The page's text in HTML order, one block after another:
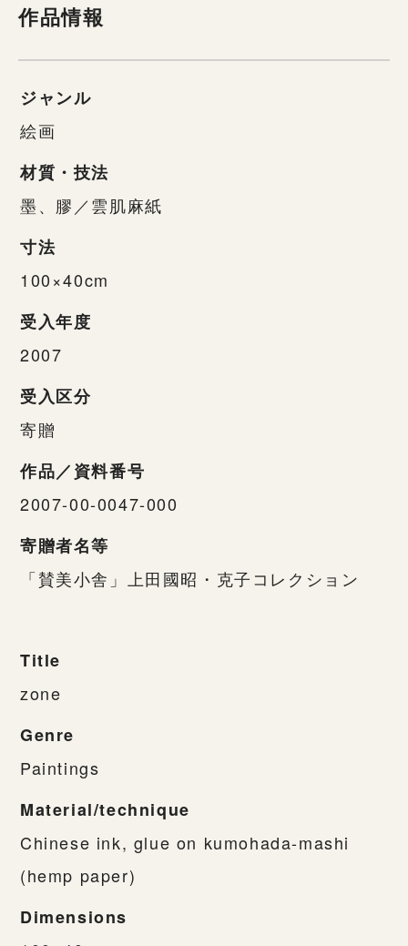
作品情報
ジャンル
絵画
材質・技法
墨、膠／雲肌麻紙
寸法
100×40cm
受入年度
2007
受入区分
寄贈
作品／資料番号
2007-00-0047-000
寄贈者名等
「賛美小舎」上田國昭・克子コレクション
Title
zone
Genre
Paintings
Material/technique
Chinese ink, glue on kumohada-mashi
(hemp paper)
Dimensions